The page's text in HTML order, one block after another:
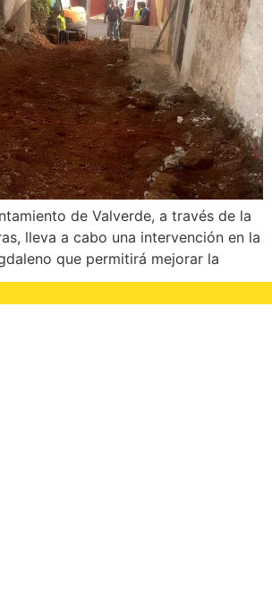
de Valverde, a través de la
lleva a cabo una intervención en la
que permitirá mejorar la